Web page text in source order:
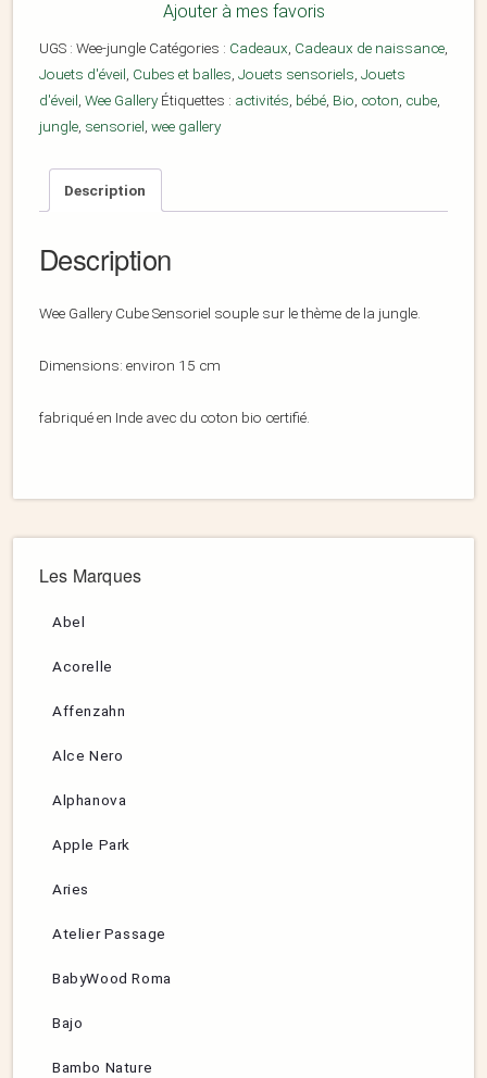
Ajouter à mes favoris
UGS : Wee-jungle Catégories : Cadeaux, Cadeaux de naissance,
Jouets d'éveil, Cubes et balles, Jouets sensoriels, Jouets
d'éveil, Wee Gallery Étiquettes : activités, bébé, Bio, coton, cube,
jungle, sensoriel, wee gallery
Description
Description
Wee Gallery Cube Sensoriel souple sur le thème de la jungle.
Dimensions: environ 15 cm
fabriqué en Inde avec du coton bio certifié.
Les Marques
Abel
Acorelle
Affenzahn
Alce Nero
Alphanova
Apple Park
Aries
Atelier Passage
BabyWood Roma
Bajo
Bambo Nature